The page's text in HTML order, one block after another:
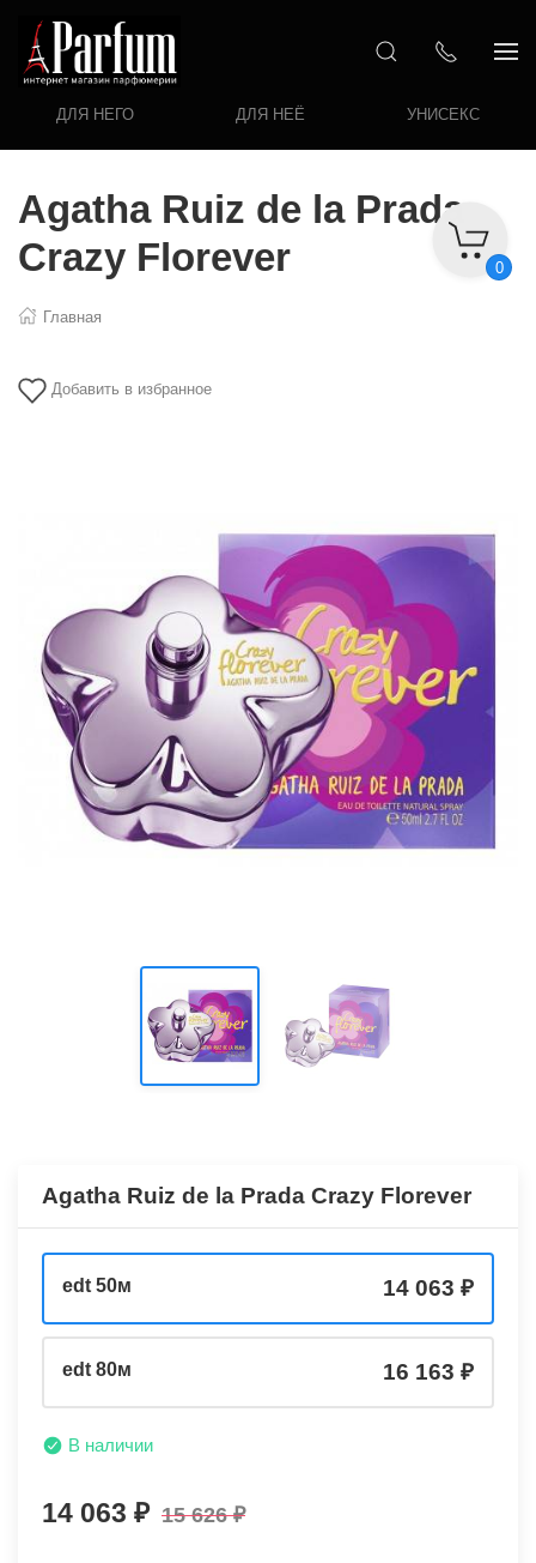
ДЛЯ НЕГО ДЛЯ НЕЁ УНИСЕКС
0
Agatha Ruiz de la Prada
Crazy Florever
Главная
Добавить в избранное
Agatha Ruiz de la Prada Crazy Florever
edt 50м 14 063
edt 80м 16 163
В наличии
14 063 15 626